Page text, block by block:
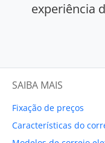
experiência
SAIBA MAIS
Fixação de preços
Características do